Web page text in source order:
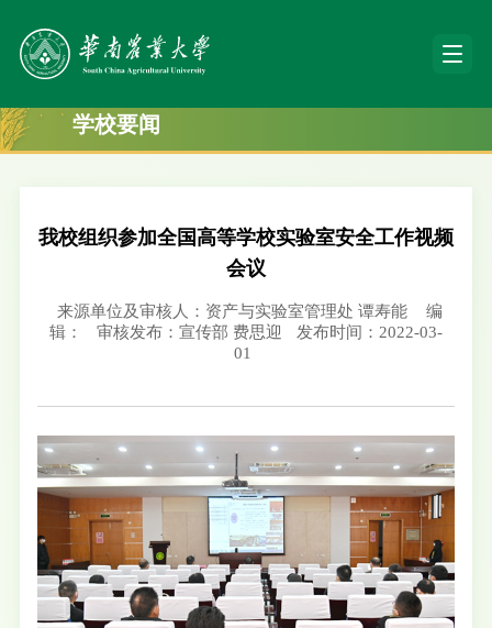
学校要闻
我校组织参加全国高等学校实验室安全工作视频
会议
来源单位及审核人：资产与实验室管理处 谭寿能
编
辑：
审核发布：宣传部 费思迎
发布时间：2022-03-
01